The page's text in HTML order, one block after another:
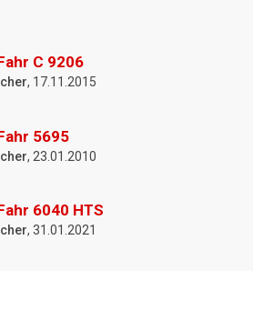
C 9206
, 17.11.2015
5695
, 23.01.2010
6040 HTS
, 31.01.2021